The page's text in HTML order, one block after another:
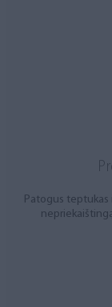
Patogus teptukas